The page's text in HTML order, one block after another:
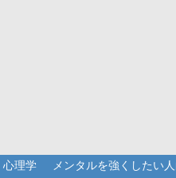
心理学 メンタルを強くしたい